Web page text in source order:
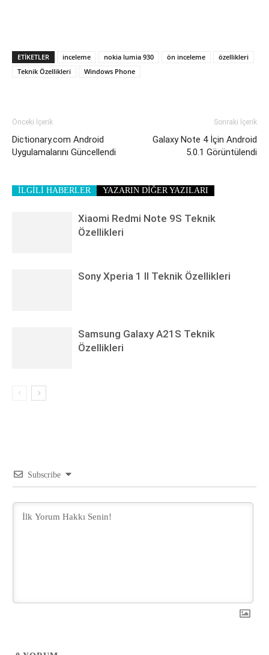
ETIKETLER inceleme nokia lumia 930 ön inceleme
özellikleri
Teknik Özellikleri
Windows Phone
Önceki İçerik
Dictionary.com Android
Uygulamalarını Güncellendi
Sonraki İçerik
Galaxy Note 4 İçin Android
5.0.1 Görüntülendi
İLGİLİ HABERLER YAZARIN DİĞER YAZILARI
Xiaomi Redmi Note 9S Teknik
Özellikleri
Sony Xperia 1 II Teknik Özellikleri
Samsung Galaxy A21S Teknik
Özellikleri
Subscribe